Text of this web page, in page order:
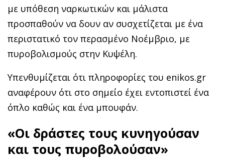
με υπόθεση ναρκωτικών και μάλιστα
προσπαθούν να δουν αν συσχετίζεται με ένα
περιστατικό τον περασμένο Νοέμβριο, με
πυροβολισμούς στην Κυψέλη.
Υπενθυμίζεται ότι πληροφορίες του enikos.gr
αναφέρουν ότι στο σημείο έχει εντοπιστεί ένα
όπλο καθώς και ένα μπουφάν.
«Οι δράστες τους κυνηγούσαν
και τους πυροβολούσαν»